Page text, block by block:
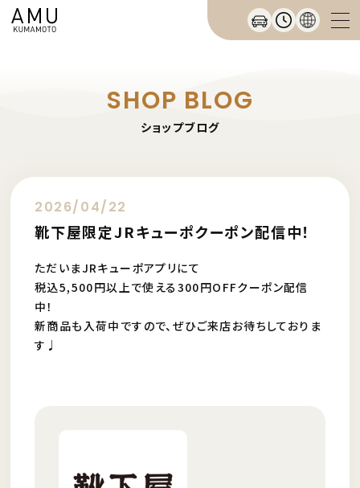
SHOP BLOG
ショップブログ
2026/04/22
靴下屋限定JRキューポクーポン配信中！
ただいまJRキューポアプリにて
税込5,500円以上で使える300円OFFクーポン配信
中！
新商品も入荷中ですので、ぜひご来店お待ちしておりま
す♩